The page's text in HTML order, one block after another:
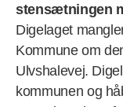
stensætningen
Digelaget
Kommune om
Ulvshalevej.
kommunen og